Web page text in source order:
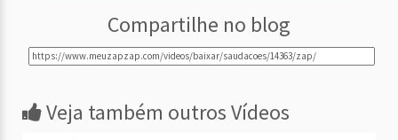
Compartilhe no blog
Veja também outros Vídeos